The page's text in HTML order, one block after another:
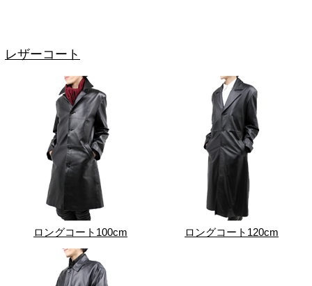
レザーコート
ロングコート100cm ロングコート120cm